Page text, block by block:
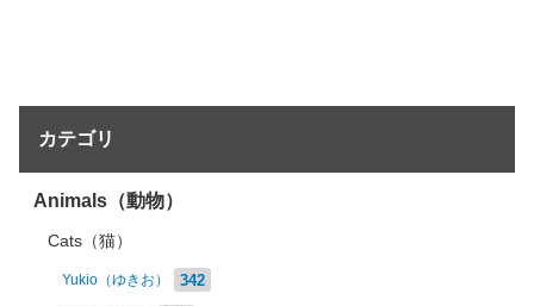
カテゴリ
Animals（動物）
Cats（猫）
Yukio（ゆきお） 342